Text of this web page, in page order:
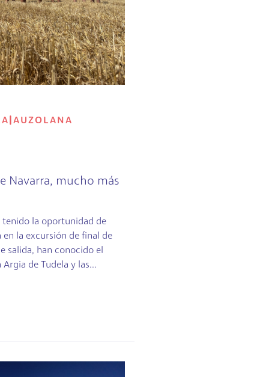
|AUZOLANA
Navarra, mucho más
tenido la oportunidad de
la excursión de final de
salida, han conocido el
de Tudela y las...